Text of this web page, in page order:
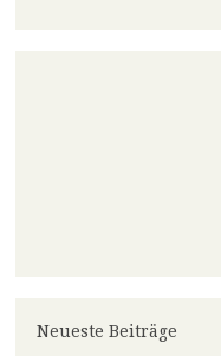
Neueste Beiträge